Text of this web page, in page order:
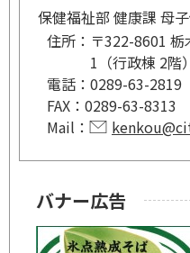
保健福祉部 健康課 母
住所： 〒322-8601
1（行政棟 2階）
電話： 0289-63-2819
FAX： 0289-63-8313
Mail：
バナー広告